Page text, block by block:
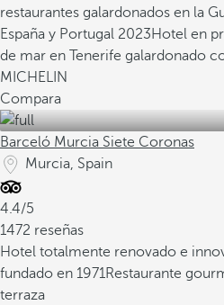
restaurantes galardonados en la
España y Portugal 2023Hotel en
de mar en Tenerife galardonado
MICHELIN
Compara
Barceló Murcia Siete Coronas
Murcia, Spain
4.4/5
1472 reseñas
Hotel totalmente renovado e
fundado en 1971Restaurante
terraza